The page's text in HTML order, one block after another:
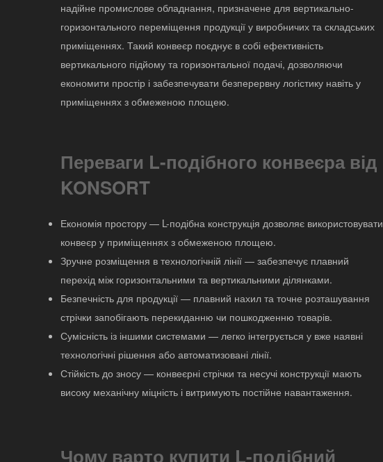
надійне промислове обладнання, призначене для вертикально-
горизонтального переміщення продукції у виробничих та складських
приміщеннях. Такий конвеєр поєднує в собі ефективність
вертикального підйому та горизонтальної подачі, дозволяючи
економити простір і забезпечувати безперервну логістику навіть у
приміщеннях з обмеженою площею.
Переваги L-подібного конвеєра від
KONSORT
Економія простору — L-подібна конструкція дозволяє використовувати
конвеєр у приміщеннях з обмеженою площею.
Зручне розміщення в технологічній лінії — забезпечує плавний
перехід між горизонтальними та вертикальними ділянками.
Безпечність для продукції — плавний нахил та точне розташування
стрічки запобігають перекиданню чи пошкодженню товарів.
Сумісність із іншими системами — легко інтегрується у вже наявні
технологічні рішення або автоматизовані лінії.
Стійкість до зносу — конвеєрні стрічки та несучі конструкції мають
високу механічну міцність і витримують постійне навантаження.
Чому варто купити L-подібний